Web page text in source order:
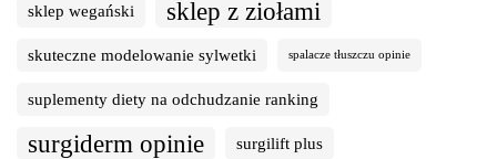
sklep wegański sklep z ziołami
skuteczne modelowanie sylwetki spalacze tłuszczu opinie
suplementy diety na odchudzanie ranking
surgiderm opinie surgilift plus